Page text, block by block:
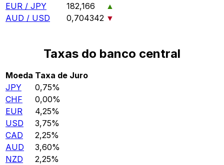
EUR / JPY
182,166
▲
AUD / USD
0,704342 ▼
Taxas do banco central
Moeda Taxa de Juro
JPY
0,75%
CHF
0,00%
EUR
4,25%
USD
3,75%
CAD
2,25%
AUD
3,60%
NZD
2,25%